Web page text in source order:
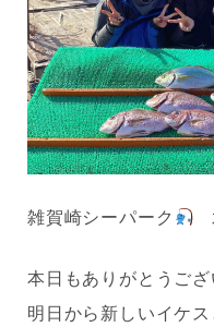
雑賀崎シーパーク
本日もありがとうござ
明日から新しいイケス